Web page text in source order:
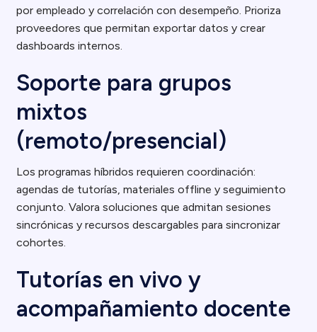
por empleado y correlación con desempeño. Prioriza
proveedores que permitan exportar datos y crear
dashboards internos.
Soporte para grupos
mixtos
(remoto/presencial)
Los programas híbridos requieren coordinación:
agendas de tutorías, materiales offline y seguimiento
conjunto. Valora soluciones que admitan sesiones
sincrónicas y recursos descargables para sincronizar
cohortes.
Tutorías en vivo y
acompañamiento docente